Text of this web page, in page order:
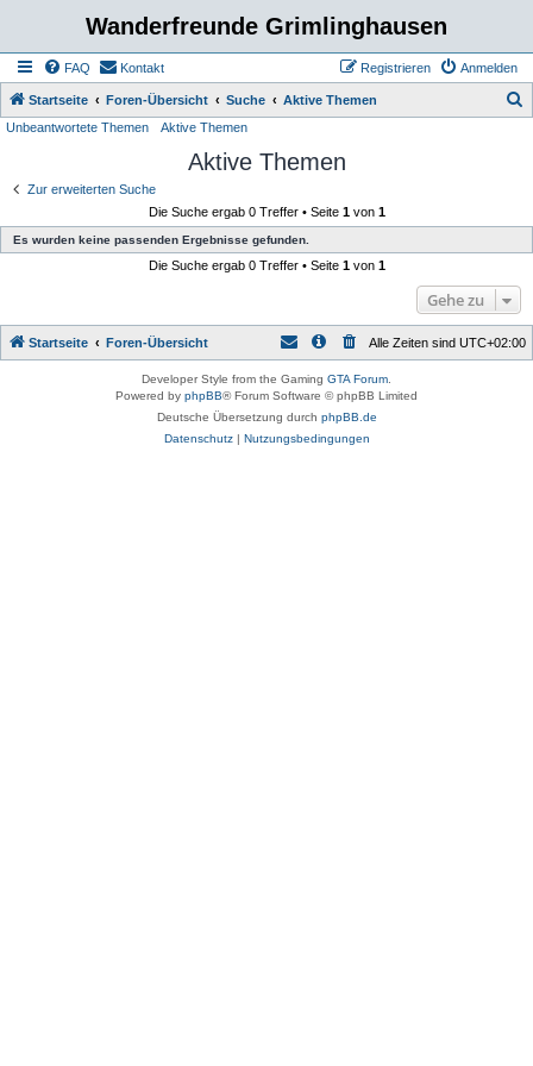
Wanderfreunde Grimlinghausen
FAQ Kontakt Anmelden
Registrieren
Startseite Foren-Übersicht Suche Aktive Themen
Unbeantwortete Themen Aktive Themen
Aktive Themen
Zur erweiterten Suche
Die Suche ergab 0 Treffer • Seite 1von 1
Es wurden keine passenden Ergebnisse gefunden.
Die Suche ergab 0 Treffer • Seite 1von 1
Gehe zu
Startseite Foren-Übersicht Alle Zeiten sind UTC+02:00
Developer Style from the Gaming GTA Forum
Powered by phpBB® Forum Software © phpBB Limited
Deutsche Übersetzung durch phpBB.de
Datenschutz| Nutzungsbedingungen